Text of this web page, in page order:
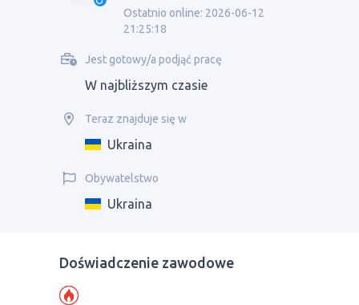
Ostatnio online: 2026-06-12
21:25:18
Jest gotowy/a podjąć pracę
W najbliższym czasie
Teraz znajduje się w
Ukraina
Obywatelstwo
Ukraina
Doświadczenie zawodowe